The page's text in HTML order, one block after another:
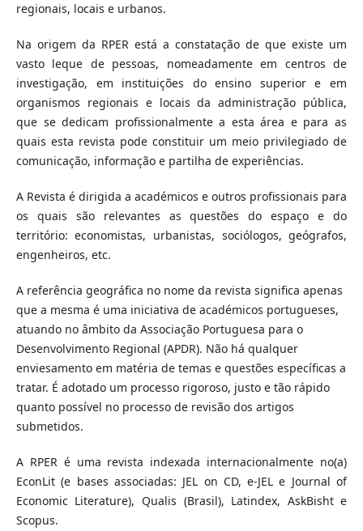
regionais, locais e urbanos.
Na origem da RPER está a constatação de que existe um
vasto leque de pessoas, nomeadamente em centros de
investigação, em instituições do ensino superior e em
organismos regionais e locais da administração pública,
que se dedicam profissionalmente a esta área e para as
quais esta revista pode constituir um meio privilegiado de
comunicação, informação e partilha de experiências.
A Revista é dirigida a académicos e outros profissionais para
os quais são relevantes as questões do espaço e do
território: economistas, urbanistas, sociólogos, geógrafos,
engenheiros, etc.
A referência geográfica no nome da revista significa apenas
que a mesma é uma iniciativa de académicos portugueses,
atuando no âmbito da Associação Portuguesa para o
Desenvolvimento Regional (APDR). Não há qualquer
enviesamento em matéria de temas e questões específicas a
tratar. É adotado um processo rigoroso, justo e tão rápido
quanto possível no processo de revisão dos artigos
submetidos.
A RPER é uma revista indexada internacionalmente no(a)
EconLit (e bases associadas: JEL on CD, e-JEL e Journal of
Economic Literature), Qualis (Brasil), Latindex, AskBisht e
Scopus.